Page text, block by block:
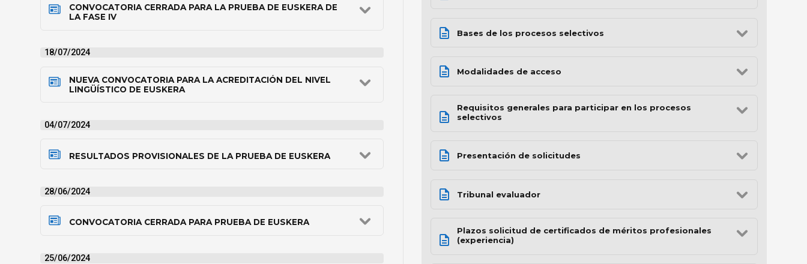
CONVOCATORIA CERRADA PARA LA PRUEBA DE EUSKERA DE
LA FASE IV
18/07/2024
NUEVA CONVOCATORIA PARA LA ACREDITACIÓN DEL NIVEL
LINGÜÍSTICO DE EUSKERA
04/07/2024
RESULTADOS PROVISIONALES DE LA PRUEBA DE EUSKERA
28/06/2024
CONVOCATORIA CERRADA PARA PRUEBA DE EUSKERA
25/06/2024
Bases de los procesos selectivos
Modalidades de acceso
Requisitos generales para participar en los procesos
selectivos
Presentación de solicitudes
Tribunal evaluador
Plazos solicitud de certificados de méritos profesionales
(experiencia)